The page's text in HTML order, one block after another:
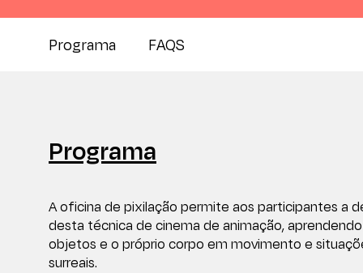
Programa FAQS
Programa
A oficina de pixilação permite aos participantes a
desta técnica de cinema de animação,
objetos e o próprio corpo em movimento e
surreais.